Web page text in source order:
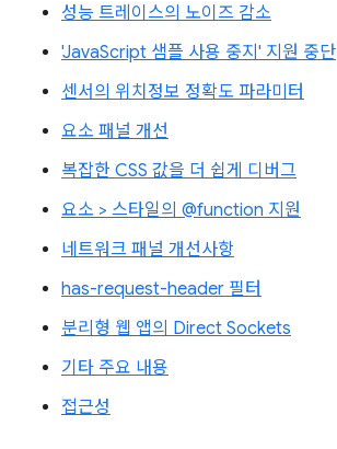
성능 트레이스의 노이즈 감소
'JavaScript 샘플 사용 중지' 지원 중단
센서의 위치정보 정확도 파라미터
요소 패널 개선
복잡한 CSS 값을 더 쉽게 디버그
요소 > 스타일의 @function 지원
네트워크 패널 개선사항
has-request-header 필터
분리형 웹 앱의 Direct Sockets
기타 주요 내용
접근성